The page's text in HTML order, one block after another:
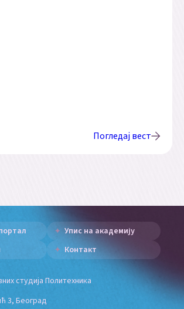
Погледај вест
Упис на академију
Контакт
студија Политехника
3, Београд